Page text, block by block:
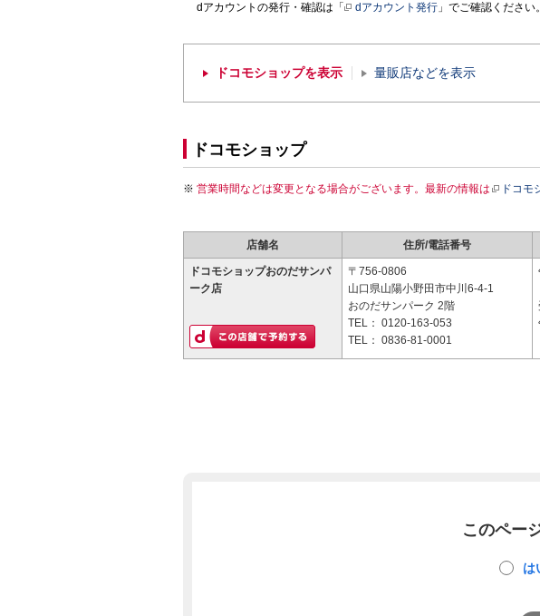
dアカウントの発行・確認は「
dアカウント発行 」でご確認ください。
ドコモショップを表示 量販店などを表示
ドコモショップ
営業時間などは変更となる場合がございます。最新の情報は ドコモ
店舗名 住所/電話番号
ドコモショップおのだサンパ
ーク店
〒756-0806
山口県山陽小野田市中川6-4-1
おのだサンパーク 2階
TEL： 0120-163-053
TEL： 0836-81-0001
このペー
は